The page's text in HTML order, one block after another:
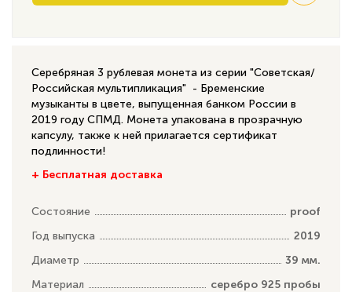
Серебряная 3 рублевая монета из серии "Советская/
Российская мультипликация" - Бременские
музыканты в цвете, выпущенная банком России в
2019 году СПМД. Монета упакована в прозрачную
капсулу, также к ней прилагается сертификат
подлинности!
+ Бесплатная доставка
Состояние
proof
Год выпуска
2019
Диаметр
39 мм.
Материал
серебро 925 пробы